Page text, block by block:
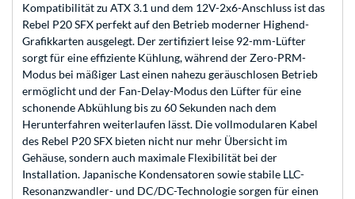
Kompatibilität zu ATX 3.1 und dem 12V-2x6-Anschluss ist das
Rebel P20 SFX perfekt auf den Betrieb moderner Highend-
Grafikkarten ausgelegt. Der zertifiziert leise 92-mm-Lüfter
sorgt für eine effiziente Kühlung, während der Zero-PRM-
Modus bei mäßiger Last einen nahezu geräuschlosen Betrieb
ermöglicht und der Fan-Delay-Modus den Lüfter für eine
schonende Abkühlung bis zu 60 Sekunden nach dem
Herunterfahren weiterlaufen lässt. Die vollmodularen Kabel
des Rebel P20 SFX bieten nicht nur mehr Übersicht im
Gehäuse, sondern auch maximale Flexibilität bei der
Installation. Japanische Kondensatoren sowie stabile LLC-
Resonanzwandler- und DC/DC-Technologie sorgen für einen